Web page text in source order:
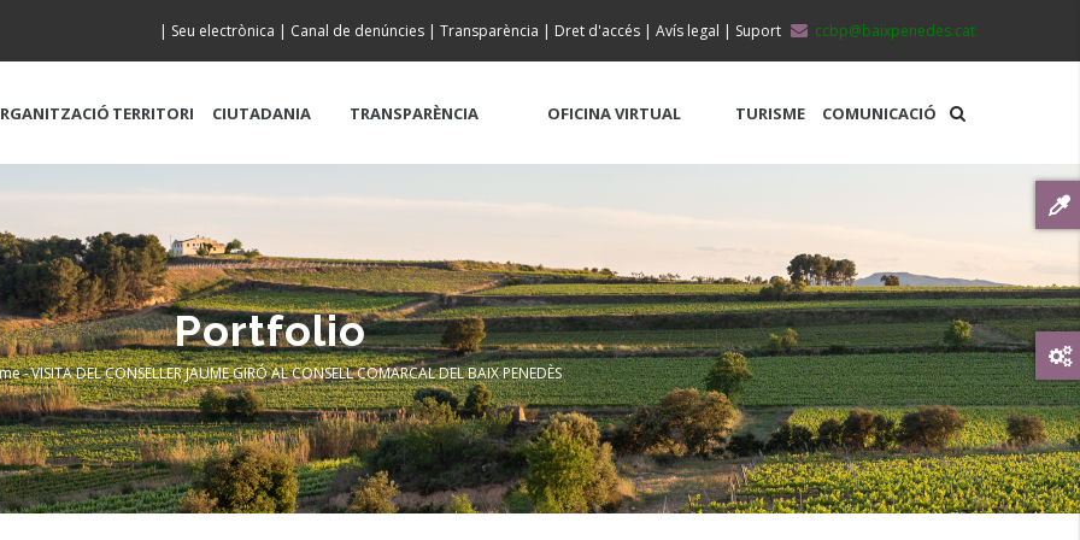
ccbp@baixpenedes.cat
| Seu electrònica | Canal de denúncies | Transparència | Dret d'accés | Avís legal | Suport
TERRITORI CIUTADANIA TRANSPARÈNCIA OFICINA VIRTUAL TURISME COMUNICACIÓ
Portfolio
-VISITA DEL CONSELLER JAUME GIRÓ AL CONSELL COMARCAL DEL BAIX PENEDÈS